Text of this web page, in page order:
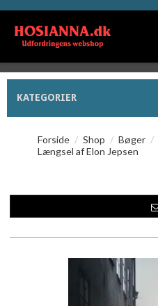
KATEGORIER
Forside / Shop / Bøger /
Længsel af Elon Jepsen